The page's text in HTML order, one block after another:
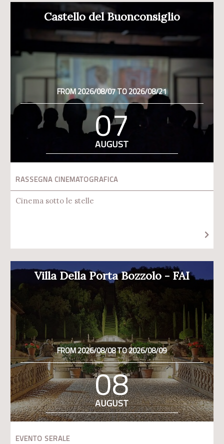
Castello del Buonconsiglio
FROM 2026/08/07 TO 2026/08/21
07
AUGUST
RASSEGNA CINEMATOGRAFICA
Cinema sotto le stelle
Villa Della Porta Bozzolo - FAI
FROM 2026/08/08 TO 2026/08/09
08
AUGUST
EVENTO SERALE